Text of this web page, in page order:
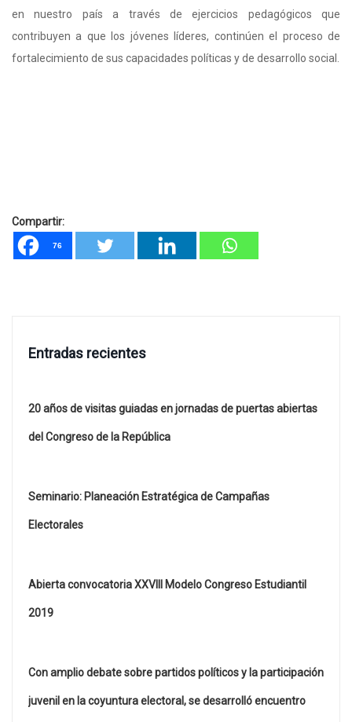
en nuestro país a través de ejercicios pedagógicos que
contribuyen a que los jóvenes líderes, continúen el proceso de
fortalecimiento de sus capacidades políticas y de desarrollo social.
Compartir:
76
Entradas recientes
20 años de visitas guiadas en jornadas de puertas abiertas
del Congreso de la República
Seminario: Planeación Estratégica de Campañas
Electorales
Abierta convocatoria XXVIII Modelo Congreso Estudiantil
2019
Con amplio debate sobre partidos políticos y la participación
juvenil en la coyuntura electoral, se desarrolló encuentro